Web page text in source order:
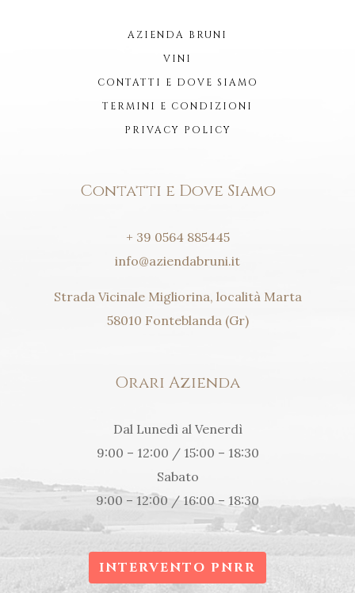
AZIENDA BRUNI
VINI
CONTATTI E DOVE SIAMO
TERMINI E CONDIZIONI
PRIVACY POLICY
Contatti e Dove Siamo
+ 39 0564 885445
info@aziendabruni.it
Strada Vicinale Migliorina, località Marta
58010 Fonteblanda (Gr)
Orari Azienda
Dal Lunedì al Venerdì
9:00 – 12:00 / 15:00 – 18:30
Sabato
9:00 – 12:00 / 16:00 – 18:30
INTERVENTO PNRR